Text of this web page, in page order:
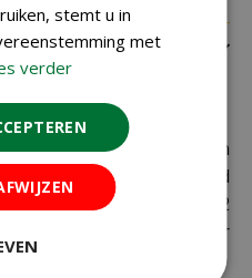
veilig bij u thuis te laten
van PostNL. De levertijd
tussen de 1 en 2
geldt zowel voor
stemt u in
met
verder